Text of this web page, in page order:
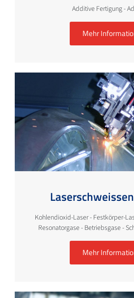
Additive Fertigung -
Mehr
Kohlendioxid-Laser - Festkörper-
Resonatorgase - Betriebsgase -
Mehr